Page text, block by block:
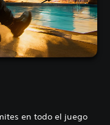
en todo el juego